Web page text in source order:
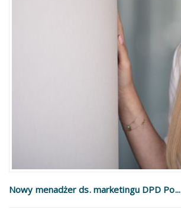
Nowy menadżer ds. marketingu DPD Po...